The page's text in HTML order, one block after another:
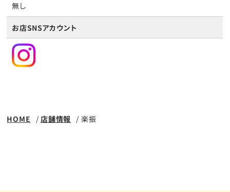
無し
お店SNSアカウント
HOME 店舗情報 楽振